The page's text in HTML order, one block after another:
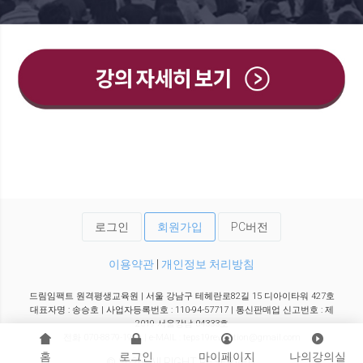
홈 로그인 마이페이지 나의강의실
로그인 회원가입 PC버전
이용약관 개인정보 처리방침
드림임팩트 원격평생교육원 | 서울 강남구 테헤란로82길 15 디아이타워 427호
대표자명 : 송승호 | 사업자등록번호 : 110-94-57717 | 통신판매업 신고번호 : 제
2019-서울강남-04333호
전화 070-8879-1919 | e-MAIL : teps19revolution@gmail.com